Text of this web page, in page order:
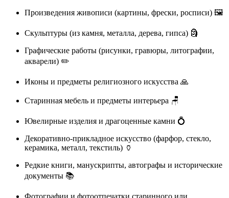
Произведения живописи (картины, фрески, росписи) 🖼️
Скульптуры (из камня, металла, дерева, гипса) 🗿
Графические работы (рисунки, гравюры, литографии,
акварели) ✏️
Иконы и предметы религиозного искусства 🙏
Старинная мебель и предметы интерьера 🪑
Ювелирные изделия и драгоценные камни 💍
Декоративно-прикладное искусство (фарфор, стекло,
керамика, металл, текстиль) 🏺
Редкие книги, манускрипты, автографы и исторические
документы 📚